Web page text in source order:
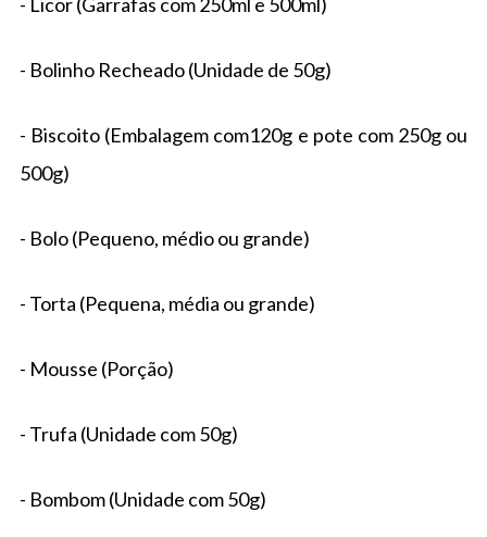
- Bolinho Recheado (Unidade de 50g)
- Biscoito (Embalagem com120g e pote com 250g ou
500g)
- Bolo (Pequeno, médio ou grande)
- Torta (Pequena, média ou grande)
- Mousse (Porção)
- Trufa (Unidade com 50g)
- Bombom (Unidade com 50g)